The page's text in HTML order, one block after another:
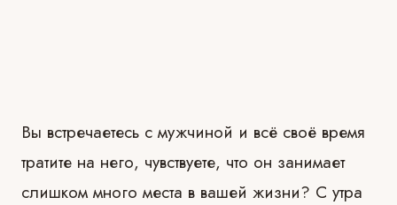
Вы встречаетесь с мужчиной и всё своё время
тратите на него, чувствуете, что он занимает
слишком много места в вашей жизни? С утра